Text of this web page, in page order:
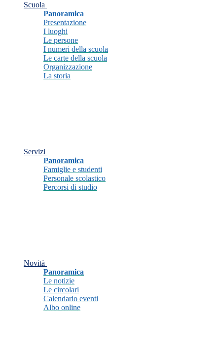
Scuola
Panoramica
Presentazione
I luoghi
Le persone
I numeri della scuola
Le carte della scuola
Organizzazione
La storia
Servizi
Panoramica
Famiglie e studenti
Personale scolastico
Percorsi di studio
Novità
Panoramica
Le notizie
Le circolari
Calendario eventi
Albo online